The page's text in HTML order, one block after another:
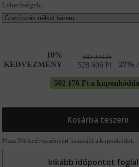
Lehetőségek:
10%
KEDVEZMÉNY
587 340Ft
528 606 Ft 27%
502 176 Ft a
Kosárba teszem
Plusz 5% kedvezményért használd a kuponkódot.
Inkább időpontot